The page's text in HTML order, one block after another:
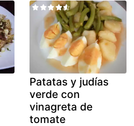
Patatas y judías
verde con
vinagreta de
tomate